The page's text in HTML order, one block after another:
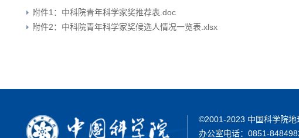
附件1：中科院青年科学家奖推荐表.doc
附件2：中科院青年科学家奖候选人情况一览表.xlsx
©2001-2023 中国科学院地
办公室电话：0851-